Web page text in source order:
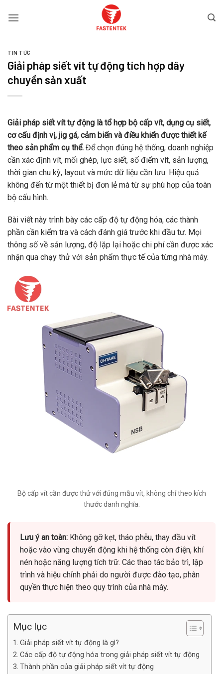
qua
TIN TỨC
Giải pháp siết vít tự động tích hợp dây
chuyền sản xuất
Giải pháp siết vít tự động là tổ hợp bộ cấp vít, dụng cụ siết,
cơ cấu định vị, jig gá, cảm biến và điều khiển được thiết kế
theo sản phẩm cụ thể. Để chọn đúng hệ thống, doanh nghiệp
cần xác định vít, mối ghép, lực siết, số điểm vít, sản lượng,
thời gian chu kỳ, layout và mức dữ liệu cần lưu. Hiệu quả
không đến từ một thiết bị đơn lẻ mà từ sự phù hợp của toàn
bộ cấu hình.
Bài viết này trình bày các cấp độ tự động hóa, các thành
phần cần kiểm tra và cách đánh giá trước khi đầu tư. Mọi
thông số về sản lượng, độ lặp lại hoặc chi phí cần được xác
nhận qua chạy thử với sản phẩm thực tế của từng nhà máy.
Bộ cấp vít cần được thử với đúng mẫu vít, không chỉ theo kích
thước danh nghĩa.
Lưu ý an toàn: Không gỡ kẹt, tháo phễu, thay đầu vít
hoặc vào vùng chuyển động khi hệ thống còn điện, khí
nén hoặc năng lượng tích trữ. Các thao tác bảo trì, lập
trình và hiệu chỉnh phải do người được đào tạo, phân
quyền thực hiện theo quy trình của nhà máy.
Mục lục
Giải pháp siết vít tự động là gì?
Các cấp độ tự động hóa trong giải pháp siết vít tự động
Thành phần của giải pháp siết vít tự động